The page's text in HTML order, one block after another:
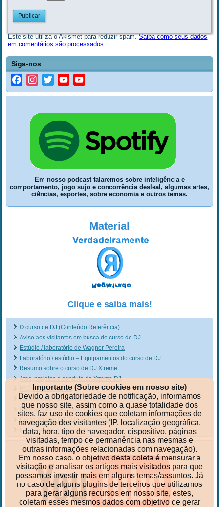
Este site utiliza o Akismet para reduzir spam.Saiba como seus dados
em comentários são processados.
Siga-nos
FacebookInstagramTwitterYouTube
Channel
Em nosso podcast falaremos sobre inteligência e
comportamento, jogo sujo e concorrência desleal, algumas artes,
ciências, esportes, sobre economia e outros temas.
Material
Clique e saiba mais!
O curso de DJ (Conteúdo Referência)
Aviso aos visitantes em busca de curso de DJ
Estúdio / laboratório de Wagner Pereira
Laboratório / estúdio – Equipamentos do curso de DJ
Resumo sobre o curso de DJ Xtreme
Atos, projetos e conduta da Xtreme DJ
FAQ do curso de DJ
Comunicado aos ex-concorrentes
Detalhes do curso de DJ Xtreme
Curso Xtreme DJ (Site Referência)
Ex-alunos do cursos de DJ
Importante (Sobre cookies em nosso site)
Devido a obrigatoriedade de notificação, informamos
que nosso site, assim como a quase totalidade dos
sites, faz uso de cookies que coletam informações de
navegação dos visitantes (IP, localização geográfica,
data, hora, tipo de navegador, dispositivo, páginas
visitadas, tempo de permanência nas mesmas e
outras informações relacionadas com navegação).
Em nosso caso, o objetivo desta coleta é mensurar a
visitação e analisar os artigos mais visitados para que
possamos investir mais em alguns temas/assuntos. Já
no caso de alguns plugins de terceiros que utilizamos
para gerar alguns recursos em nosso site, estes,
coletam esses mesmos dados com objetivo de gerar